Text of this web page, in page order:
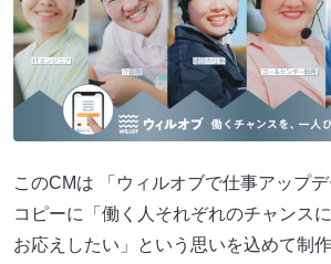
このCMは 「ウィルオブで仕事アップ
コピーに「働く人それぞれのチャンス
お応えしたい」という思いを込めて制